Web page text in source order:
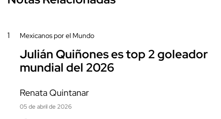
1 Mexicanos por el Mundo
Julián Quiñones es top 2 goleador
mundial del 2026
Renata Quintanar
05 de abril de 2026